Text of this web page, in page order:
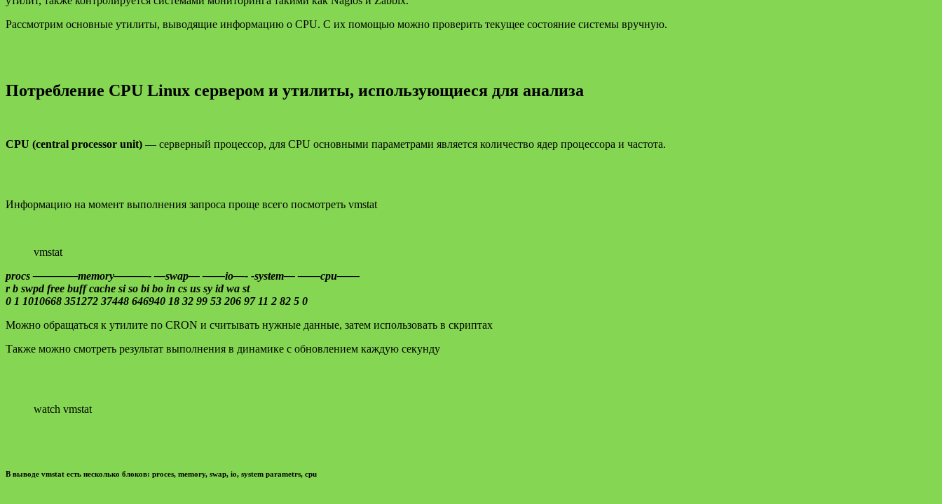
Рассмотрим основные утилиты, выводящие информацию о CPU. С их помощью можно проверить текущее состояние системы вручную.
Потребление CPU Linux сервером и утилиты, использующиеся для анализа
CPU (central processor unit) — серверный процессор, для CPU основными параметрами является количество ядер процессора и частота.
Информацию на момент выполнения запроса проще всего посмотреть vmstat
vmstat
procs ————memory———- —swap— ——io—- -system— ——cpu——
r b swpd free buff cache si so bi bo in cs us sy id wa st
0 1 1010668 351272 37448 646940 18 32 99 53 206 97 11 2 82 5 0
Можно обращаться к утилите по CRON и считывать нужные данные, затем использовать в скриптах
Также можно смотреть результат выполнения в динамике с обновлением каждую секунду
watch vmstat
В выводе vmstat есть несколько блоков: proces, memory, swap, io, system parametrs, cpu